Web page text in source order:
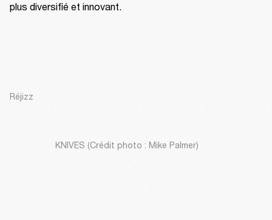
plus diversifié et innovant.
Réjizz
KNIVES (Crédit photo : Mike Palmer)